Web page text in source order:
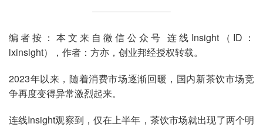
编者按：本文来自微信公众号 连线Insight（ID：
lxinsight），作者：方亦，创业邦经授权转载。
2023年以来，随着消费市场逐渐回暖，国内新茶饮市场竞
争再度变得异常激烈起来。
连线Insight观察到，仅在上半年，茶饮市场就出现了两个明